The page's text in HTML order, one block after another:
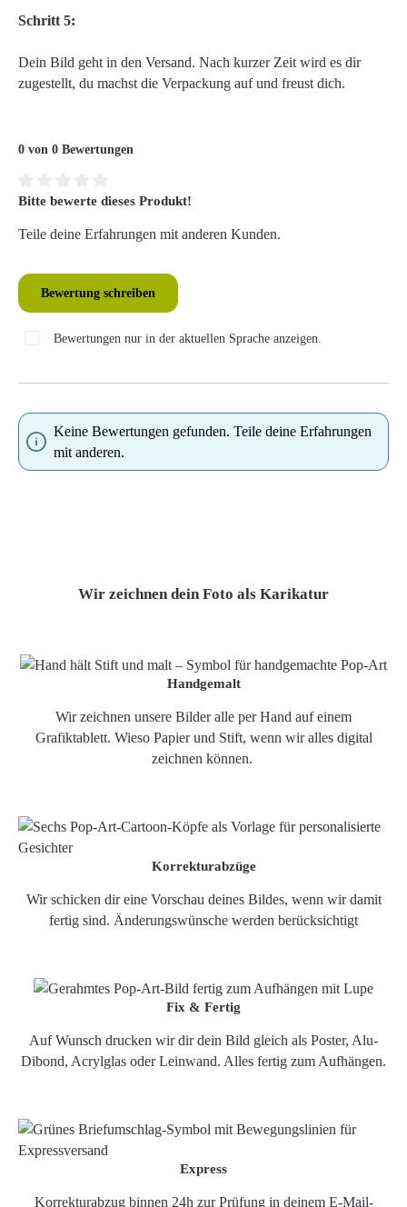
Schritt 5:
Dein Bild geht in den Versand. Nach kurzer Zeit wird es dir
zugestellt, du machst die Verpackung auf und freust dich.
0 von 0 Bewertungen
Durchschnittliche Bewertung von 0 von 5 Sternen
Bitte bewerte dieses Produkt!
Teile deine Erfahrungen mit anderen Kunden.
Bewertung schreiben
Bewertungen nur in der aktuellen Sprache anzeigen.
Keine Bewertungen gefunden. Teile deine Erfahrungen
mit anderen.
Wir zeichnen dein Foto als Karikatur
Handgemalt
Wir zeichnen unsere Bilder alle per Hand auf einem
Grafiktablett. Wieso Papier und Stift, wenn wir alles digital
zeichnen können.
Korrekturabzüge
Wir schicken dir eine Vorschau deines Bildes, wenn wir damit
fertig sind. Änderungswünsche werden berücksichtigt
Fix & Fertig
Auf Wunsch drucken wir dir dein Bild gleich als Poster, Alu-
Dibond, Acrylglas oder Leinwand. Alles fertig zum Aufhängen.
Express
Korrekturabzug binnen 24h zur Prüfung in deinem E-Mail-